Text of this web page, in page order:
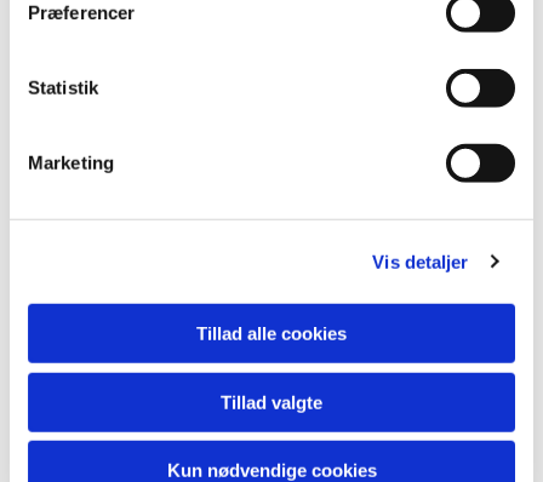
Præferencer
Statistik
Marketing
Vis detaljer
Tillad alle cookies
Tillad valgte
Kun nødvendige cookies